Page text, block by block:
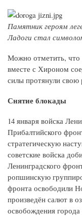
Памятник героям
Ладоги стал
Можно отметить, что
вместе с Хироном
силы протянули
Снятие блокады
14 января войска
Прибалтийского
стратегическую
советские войска
Ленинградского
ропшинскую
фронта освободили
произведён салют в
освобождения